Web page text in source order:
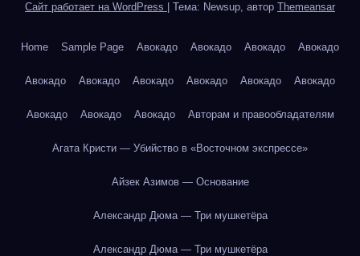
Сайт работает на WordPress Тема: Newsup, автор Themeansar
Home Sample Page Авокадо Авокадо Авокадо Авокадо
Авокадо Авокадо Авокадо Авокадо Авокадо Авокадо
Авокадо Авокадо Авокадо Авторам и правообладателям
Агата Кристи — Убийство в «Восточном экспрессе»
Айзек Азимов — Основание
Александр Дюма — Три мушкетёра
Александр Дюма — Три мушкетёра